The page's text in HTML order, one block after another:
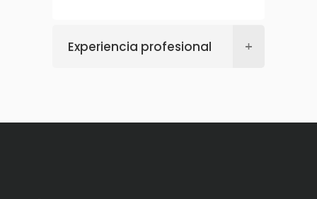
Experiencia profesional